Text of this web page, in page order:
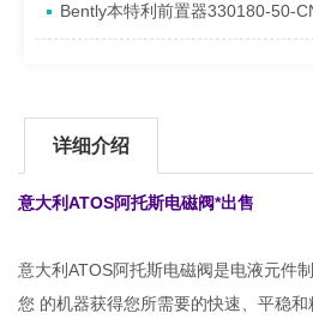
Bently本特利前置器330180-50-
详细介绍
意大利ATOS阿托斯电磁阀*出售
意大利ATOS阿托斯电磁阀是电液元件
您 的机器获得您所需要的快速、平稳